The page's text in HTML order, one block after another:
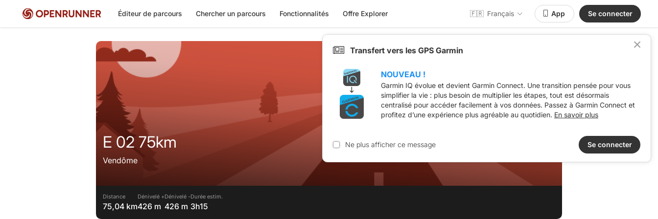
Éditeur de parcours Chercher un parcours Fonctionnalités Offre Explorer 🇫🇷 Français App Se connecter
E 02 75km
Vendôme
Distance
75,04 km
Dénivelé +
426 m
Dénivelé -
426 m
Durée estim.
3h15
Transfert vers les GPS Garmin
NOUVEAU !
Garmin IQ évolue et devient Garmin Connect. Une transition pensée pour vous
simplifier la vie : plus besoin de multiplier les étapes, tout est désormais
centralisé pour accéder facilement à vos données. Passez à Garmin Connect et
profitez d’une expérience plus agréable au quotidien. En savoir plus
Ne plus afficher ce message Se connecter